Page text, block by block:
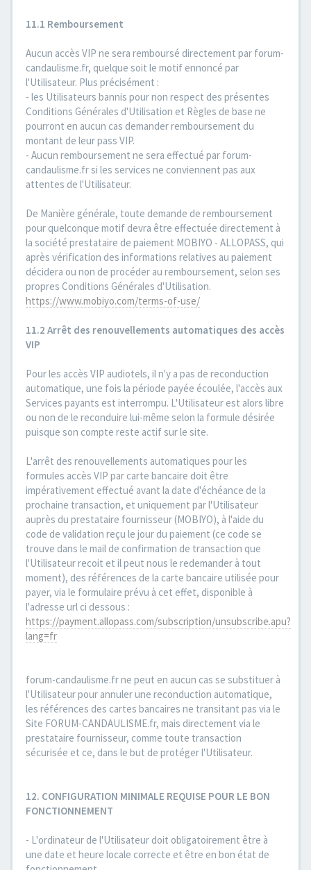
11.1 Remboursement
Aucun accès VIP ne sera remboursé directement par forum-
candaulisme.fr, quelque soit le motif ennoncé par
l'Utilisateur. Plus précisément :
- les Utilisateurs bannis pour non respect des présentes
Conditions Générales d'Utilisation et Règles de base ne
pourront en aucun cas demander remboursement du
montant de leur pass VIP.
- Aucun remboursement ne sera effectué par forum-
candaulisme.fr si les services ne conviennent pas aux
attentes de l'Utilisateur.
De Manière générale, toute demande de remboursement
pour quelconque motif devra être effectuée directement à
la société prestataire de paiement MOBIYO - ALLOPASS, qui
après vérification des informations relatives au paiement
décidera ou non de procéder au remboursement, selon ses
propres Conditions Générales d'Utilisation.
https://www.mobiyo.com/terms-of-use/
11.2 Arrêt des renouvellements automatiques des accès
VIP
Pour les accès VIP audiotels, il n'y a pas de reconduction
automatique, une fois la période payée écoulée, l'accès aux
Services payants est interrompu. L'Utilisateur est alors libre
ou non de le reconduire lui-même selon la formule désirée
puisque son compte reste actif sur le site.
L'arrêt des renouvellements automatiques pour les
formules accès VIP par carte bancaire doit être
impérativement effectué avant la date d'échéance de la
prochaine transaction, et uniquement par l'Utilisateur
auprès du prestataire fournisseur (MOBIYO), à l'aide du
code de validation reçu le jour du paiement (ce code se
trouve dans le mail de confirmation de transaction que
l'Utilisateur recoit et il peut nous le redemander à tout
moment), des références de la carte bancaire utilisée pour
payer, via le formulaire prévu à cet effet, disponible à
l'adresse url ci dessous :
https://payment.allopass.com/subscription/unsubscribe.apu?
lang=fr
forum-candaulisme.fr ne peut en aucun cas se substituer à
l'Utilisateur pour annuler une reconduction automatique,
les références des cartes bancaires ne transitant pas via le
Site FORUM-CANDAULISME.fr, mais directement via le
prestataire fournisseur, comme toute transaction
sécurisée et ce, dans le but de protéger l'Utilisateur.
12. CONFIGURATION MINIMALE REQUISE POUR LE BON
FONCTIONNEMENT
- L'ordinateur de l'Utilisateur doit obligatoirement être à
une date et heure locale correcte et être en bon état de